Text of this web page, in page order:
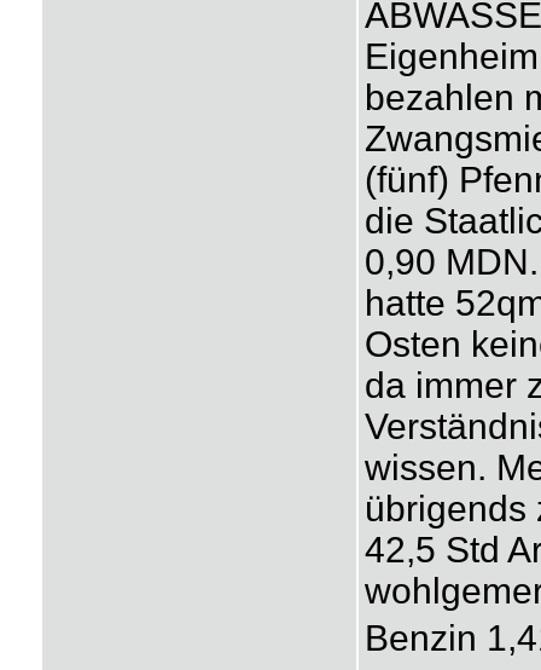
bezahlen
(fünf)
die
0,90
hatte
Osten
da immer
wissen.
übrigends
42,5 Std
Benzin